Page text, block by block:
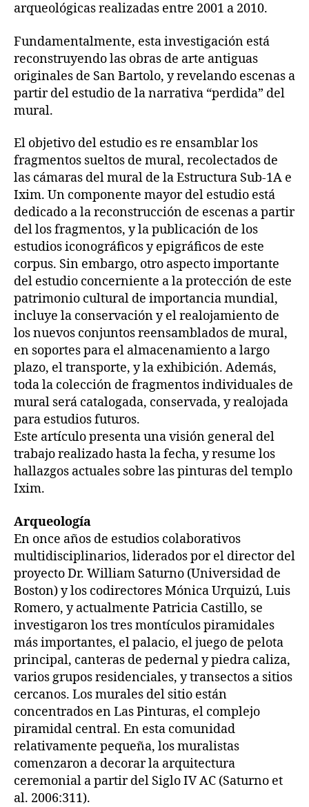
arqueológicas realizadas entre 2001 a 2010.
Fundamentalmente, esta investigación está
reconstruyendo las obras de arte antiguas
originales de San Bartolo, y revelando escenas a
partir del estudio de la narrativa “perdida” del
mural.
El objetivo del estudio es re ensamblar los
fragmentos sueltos de mural, recolectados de
las cámaras del mural de la Estructura Sub-1A e
Ixim. Un componente mayor del estudio está
dedicado a la reconstrucción de escenas a partir
del los fragmentos, y la publicación de los
estudios iconográficos y epigráficos de este
corpus. Sin embargo, otro aspecto importante
del estudio concerniente a la protección de este
patrimonio cultural de importancia mundial,
incluye la conservación y el realojamiento de
los nuevos conjuntos reensamblados de mural,
en soportes para el almacenamiento a largo
plazo, el transporte, y la exhibición. Además,
toda la colección de fragmentos individuales de
mural será catalogada, conservada, y realojada
para estudios futuros.
Este artículo presenta una visión general del
trabajo realizado hasta la fecha, y resume los
hallazgos actuales sobre las pinturas del templo
Ixim.
Arqueología
En once años de estudios colaborativos
multidisciplinarios, liderados por el director del
proyecto Dr. William Saturno (Universidad de
Boston) y los codirectores Mónica Urquizú, Luis
Romero, y actualmente Patricia Castillo, se
investigaron los tres montículos piramidales
más importantes, el palacio, el juego de pelota
principal, canteras de pedernal y piedra caliza,
varios grupos residenciales, y transectos a sitios
cercanos. Los murales del sitio están
concentrados en Las Pinturas, el complejo
piramidal central. En esta comunidad
relativamente pequeña, los muralistas
comenzaron a decorar la arquitectura
ceremonial a partir del Siglo IV AC (Saturno et
al. 2006:311).